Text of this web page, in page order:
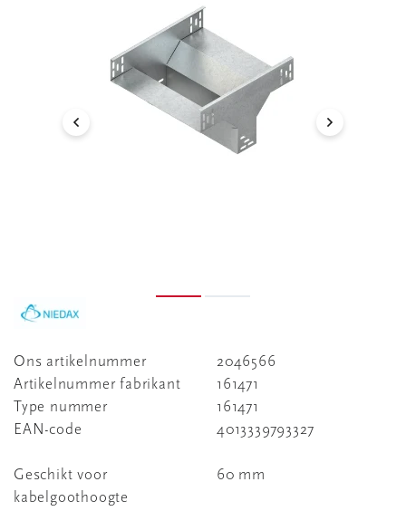
Ons artikelnummer
2046566
Artikelnummer fabrikant
161471
Type nummer
161471
EAN-code
4013339793327
Geschikt voor
kabelgoothoogte
60 mm